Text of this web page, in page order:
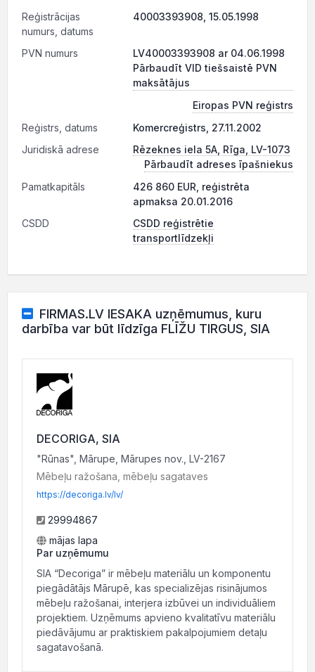
Reģistrācijas
numurs, datums
40003393908, 15.05.1998
PVN numurs
LV40003393908 ar 04.06.1998
Pārbaudīt VID tiešsaistē PVN
maksātājus
Eiropas PVN reģistrs
Reģistrs, datums
Komercreģistrs, 27.11.2002
Juridiskā adrese
Rēzeknes iela 5A, Rīga, LV-1073
Pārbaudīt adreses īpašniekus
Pamatkapitāls
426 860 EUR, reģistrēta
apmaksa 20.01.2016
CSDD
CSDD reģistrētie
transportlīdzekļi
FIRMAS.LV IESAKA uzņēmumus, kuru
darbība var būt līdzīga FLĪŽU TIRGUS, SIA
DECORIGA, SIA
"Rūnas", Mārupe, Mārupes nov., LV-2167
Mēbeļu ražošana, mēbeļu sagataves
https://decoriga.lv/lv/
29994867
mājas lapa
Par uzņēmumu
SIA “Decoriga” ir mēbeļu materiālu un komponentu
piegādātājs Mārupē, kas specializējas risinājumos
mēbeļu ražošanai, interjera izbūvei un individuāliem
projektiem. Uzņēmums apvieno kvalitatīvu materiālu
piedāvājumu ar praktiskiem pakalpojumiem detaļu
sagatavošanā.